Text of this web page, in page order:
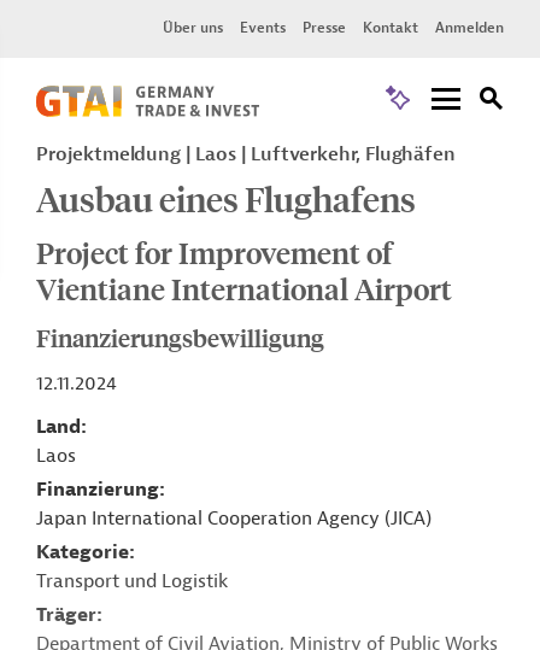
Über uns Events Presse Kontakt Anmelden
Projektmeldung Laos Luftverkehr, Flughäfen
Ausbau eines Flughafens
Project for Improvement of
Vientiane International Airport
Finanzierungsbewilligung
12.11.2024
Land
Laos
Finanzierung
Japan International Cooperation Agency (JICA)
Kategorie
Transport und Logistik
Träger
Department of Civil Aviation, Ministry of Public Works